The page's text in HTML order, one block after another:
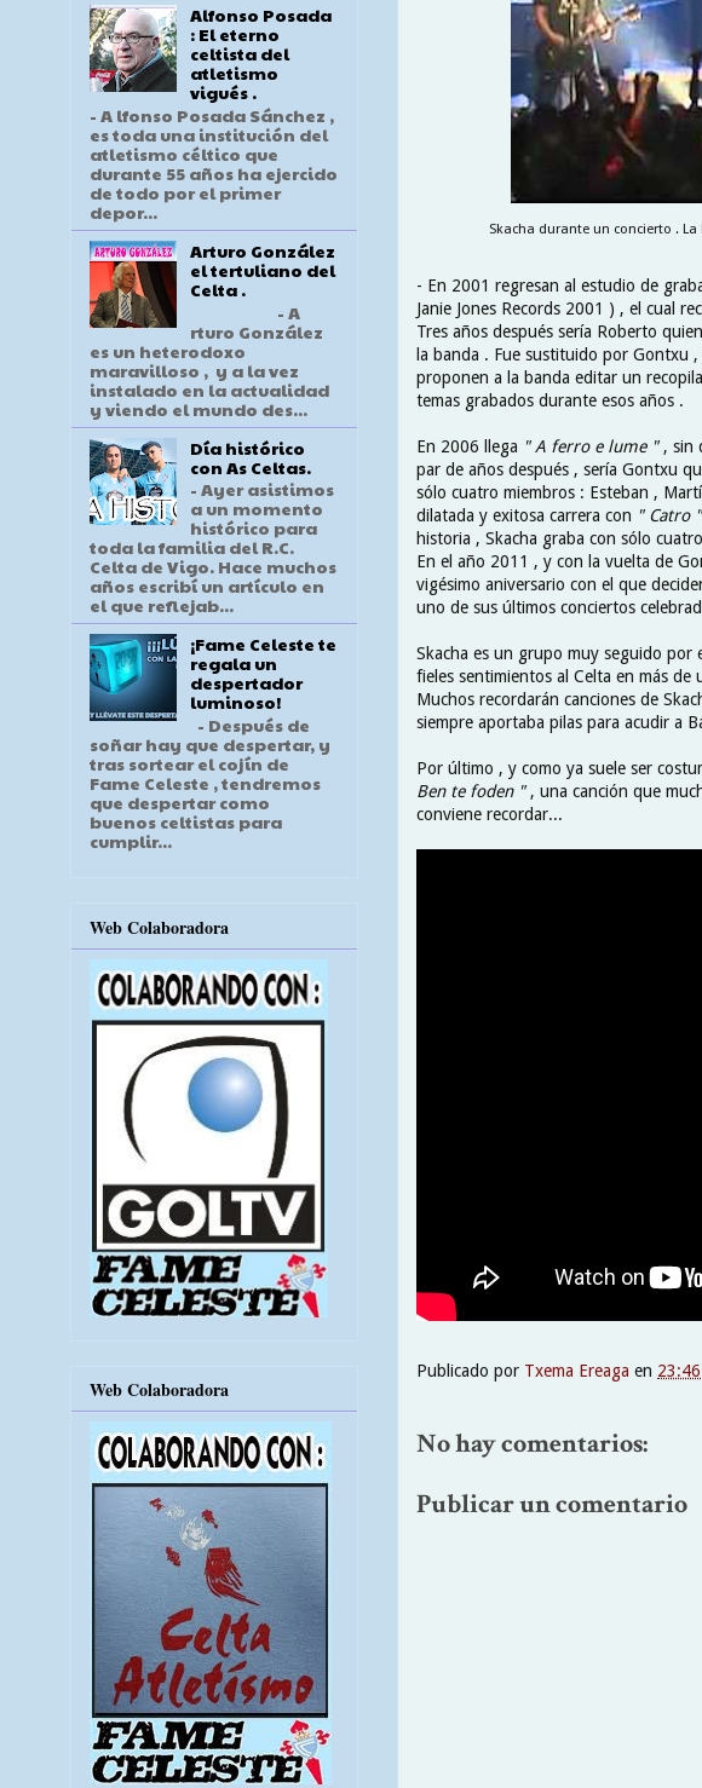
Skacha durante un concierto .
- En 2001 regresan al estudio de
Janie Jones Records 2001 ) , el cual
Tres años después sería Roberto
la banda . Fue sustituido por Gontxu
proponen a la banda editar un
temas grabados durante esos años .
En 2006 llega " A ferro e lume ", sin
par de años después , sería Gontxu
sólo cuatro miembros : Esteban ,
dilatada y exitosa carrera con " Catro "
historia , Skacha graba con sólo
En el año 2011 , y con la vuelta de
vigésimo aniversario con el que
uno de sus últimos conciertos
Skacha es un grupo muy seguido por
fieles sentimientos al Celta en más
Muchos recordarán canciones de
siempre aportaba pilas para acudir a
Por último , y como ya suele ser
Ben te foden ", una canción que
conviene recordar...
Publicado por Txema Ereaga en 23:46
No hay comentarios:
Publicar un comentario
Alfonso Posada
: El eterno
celtista del
atletismo
vigués .
- A lfonso Posada Sánchez ,
es toda una institución del
atletismo céltico que
durante 55 años ha ejercido
de todo por el primer
depor...
Arturo González
el tertuliano del
Celta .
- A
rturo González
es un heterodoxo
maravilloso , y a la vez
instalado en la actualidad
y viendo el mundo des...
Día histórico
con As Celtas.
- Ayer asistimos
a un momento
histórico para
toda la familia del R.C.
Celta de Vigo. Hace muchos
años escribí un artículo en
el que reflejab...
¡Fame Celeste te
regala un
despertador
luminoso!
- Después de
soñar hay que despertar, y
tras sortear el cojín de
Fame Celeste , tendremos
que despertar como
buenos celtistas para
cumplir...
Web Colaboradora
Web Colaboradora